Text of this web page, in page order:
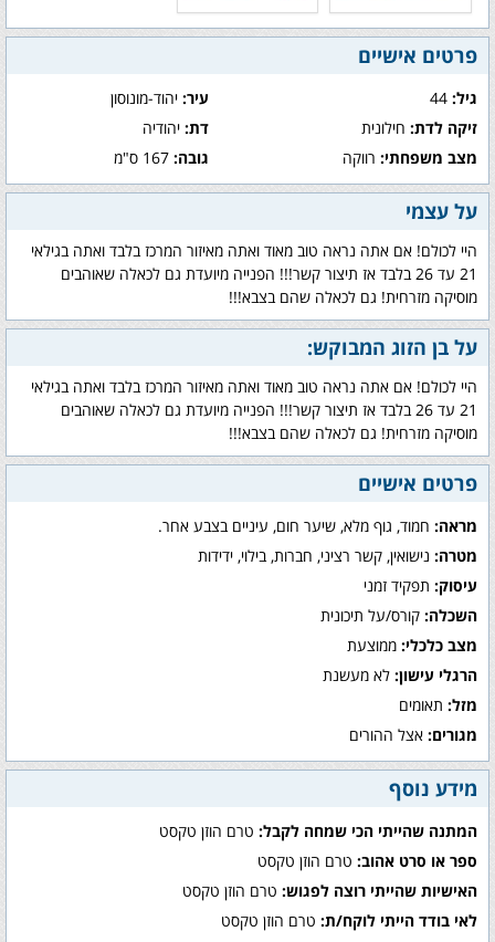
פרטים אישיים
גיל: עיר:יהוד-מונוסון
זיקה לדת: חילונית דת:יהודיה
מצב משפחתי: רווקה גובה:167 ס"מ
על עצמי
היי לכולם! אם אתה נראה טוב מאוד ואתה מאיזור המרכז בלבד ואתה בגילאי
21 עד 26 בלבד אז תיצור קשר!!! הפנייה מיועדת גם לכאלה שאוהבים
מוסיקה מזרחית! גם לכאלה שהם בצבא!!!
על בן הזוג המבוקש:
היי לכולם! אם אתה נראה טוב מאוד ואתה מאיזור המרכז בלבד ואתה בגילאי
21 עד 26 בלבד אז תיצור קשר!!! הפנייה מיועדת גם לכאלה שאוהבים
מוסיקה מזרחית! גם לכאלה שהם בצבא!!!
פרטים אישיים
מראה: חמוד, גוף מלא, שיער חום, עיניים בצבע אחר.
מטרה: נישואין, קשר רציני, חברות, בילוי, ידידות
עיסוק: תפקיד זמני
השכלה: קורס/על תיכונית
מצב כלכלי: ממוצעת
הרגלי עישון: לא מעשנת
מזל: תאומים
מגורים: אצל ההורים
מידע נוסף
המתנה שהייתי הכי שמחה לקבל: טרם הוזן טקסט
ספר או סרט אהוב: טרם הוזן טקסט
האישיות שהייתי רוצה לפגוש: טרם הוזן טקסט
לאי בודד הייתי לוקח/ת: טרם הוזן טקסט